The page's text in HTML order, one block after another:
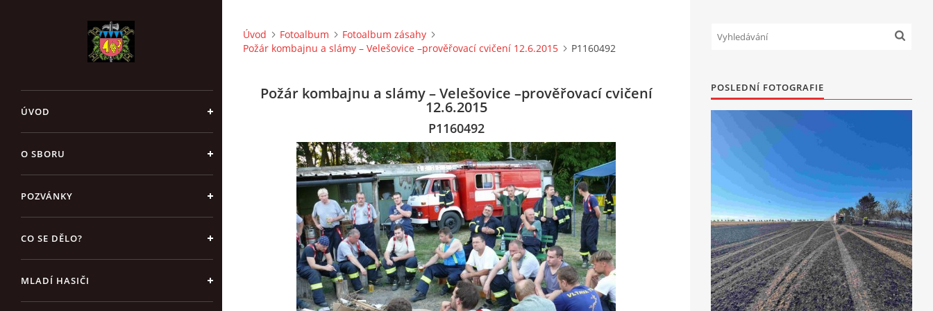
ÚVOD
O SBORU
POZVÁNKY
CO SE DĚLO?
MLADÍ HASIČI
Úvod Fotoalbum
Fotoalbum zásahy
Požár kombajnu a slámy – Velešovice –prověřovací cvičení 12.6.2015
P1160492
Požár kombajnu a slámy – Velešovice –prověřovací cvičení
12.6.2015
P1160492
POSLEDNÍ FOTOGRAFIE